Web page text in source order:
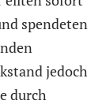
spendeten
jedoch
durch